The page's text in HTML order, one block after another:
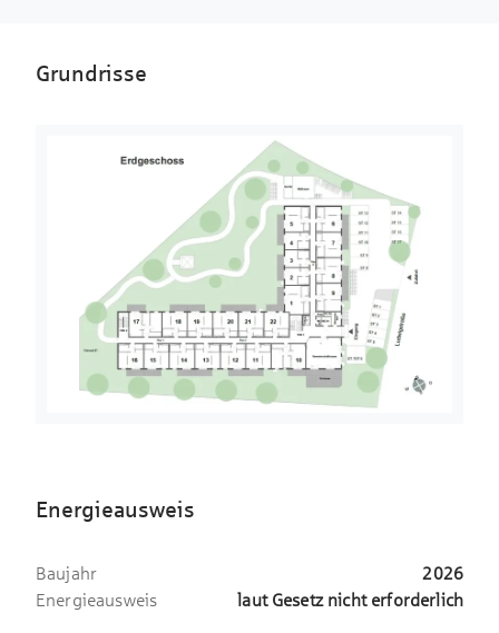
Grundrisse
Energieausweis
Baujahr
2026
Energieausweis
laut Gesetz nicht erforderlich